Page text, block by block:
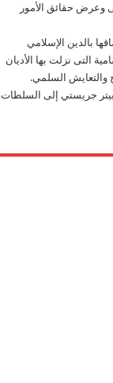
وعرض حقائق الأمور
بالدين الإسلامي
التى نزلت بها الأديان
والتعايش السلمي.
جريستي إلى السلطات